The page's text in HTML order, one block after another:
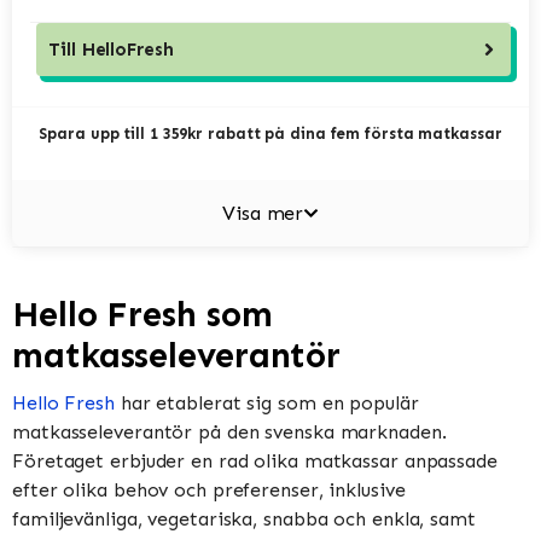
Till HelloFresh
Spara upp till 1 359kr rabatt på dina fem första matkassar
Visa mer
Hello Fresh som
matkasseleverantör
Hello Fresh har etablerat sig som en populär
matkasseleverantör på den svenska marknaden.
Företaget erbjuder en rad olika matkassar anpassade
efter olika behov och preferenser, inklusive
familjevänliga, vegetariska, snabba och enkla, samt